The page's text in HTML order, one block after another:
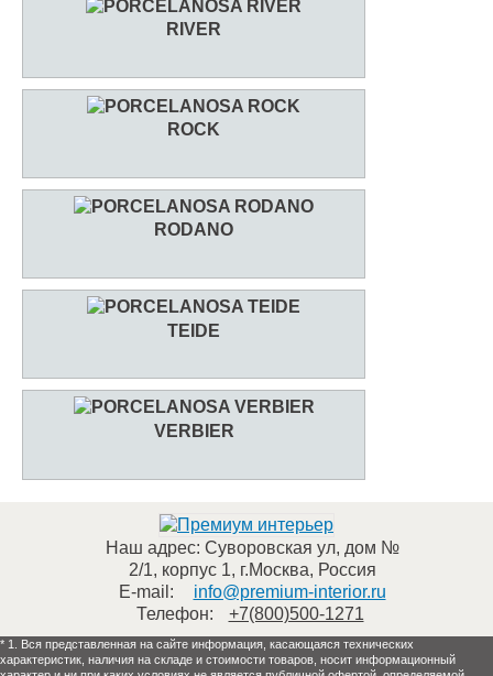
RIVER
ROCK
RODANO
TEIDE
VERBIER
Наш адрес: Суворовская ул, дом №
2/1, корпус 1, г.Москва, Россия
E-mail:
info@premium-interior.ru
Телефон:
+7(800)500-1271
* 1. Вся представленная на сайте информация, касающаяся технических
характеристик, наличия на складе и стоимости товаров, носит информационный